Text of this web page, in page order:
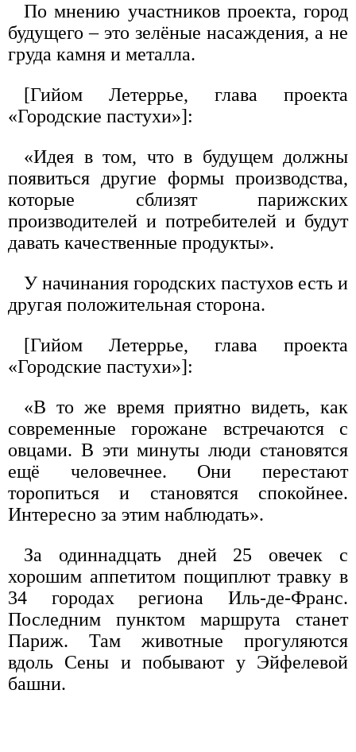
По мнению участников проекта, город
будущего – это зелёные насаждения, а не
груда камня и металла.
[Гийом Летеррье, глава проекта
«Городские пастухи»]:
«Идея в том, что в будущем должны
появиться другие формы производства,
которые сблизят парижских
производителей и потребителей и будут
давать качественные продукты».
У начинания городских пастухов есть и
другая положительная сторона.
[Гийом Летеррье, глава проекта
«Городские пастухи»]:
«В то же время приятно видеть, как
современные горожане встречаются с
овцами. В эти минуты люди становятся
ещё человечнее. Они перестают
торопиться и становятся спокойнее.
Интересно за этим наблюдать».
За одиннадцать дней 25 овечек с
хорошим аппетитом пощиплют травку в
34 городах региона Иль-де-Франс.
Последним пунктом маршрута станет
Париж. Там животные прогуляются
вдоль Сены и побывают у Эйфелевой
башни.